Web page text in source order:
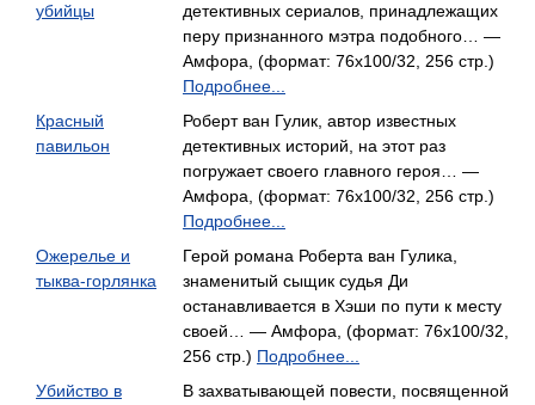
убийцы
детективных сериалов, принадлежащих
перу признанного мэтра подобного… —
Амфора, (формат: 76x100/32, 256 стр.)
Подробнее...
Красный
павильон
Роберт ван Гулик, автор известных
детективных историй, на этот раз
погружает своего главного героя… —
Амфора, (формат: 76x100/32, 256 стр.)
Подробнее...
Ожерелье и
тыква-горлянка
Герой романа Роберта ван Гулика,
знаменитый сыщик судья Ди
останавливается в Хэши по пути к месту
своей… — Амфора, (формат: 76x100/32,
256 стр.) Подробнее...
Убийство в
В захватывающей повести, посвященной